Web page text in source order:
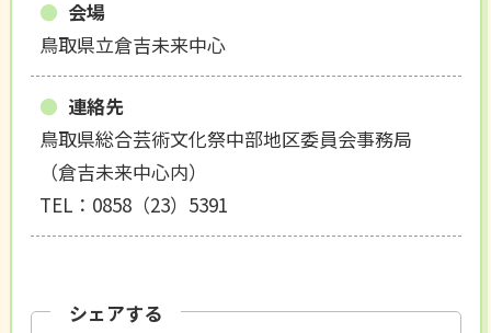
会場
鳥取県立倉吉未来中心
連絡先
鳥取県総合芸術文化祭中部地区委員会事務局
（倉吉未来中心内）
TEL：0858（23）5391
シェアする